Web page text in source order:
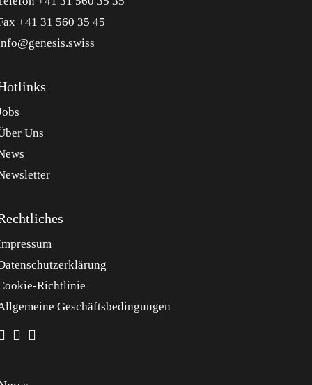
+41 31 560 35 45
Uns
Richtlinie
Geschäftsbedingungen